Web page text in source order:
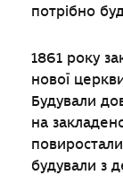
потрібно
1861 року
нової
Будували
на
будували з